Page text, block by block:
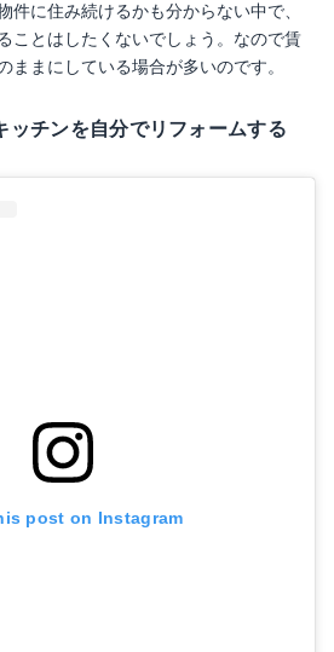
件に住み続けるかも分からない中で、
ことはしたくないでしょう。なので賃
ままにしている場合が多いのです。
ッチンを自分でリフォームする
post on Instagram